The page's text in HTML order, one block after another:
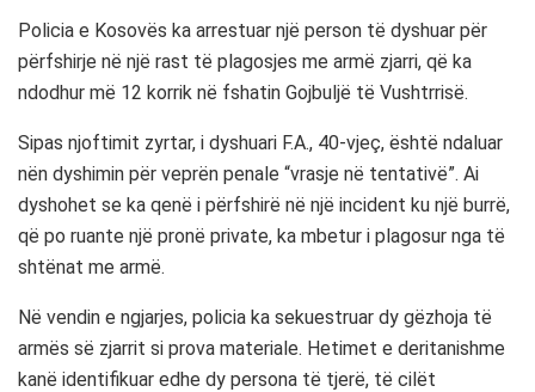
Policia e Kosovës ka arrestuar një person të dyshuar për
përfshirje në një rast të plagosjes me armë zjarri, që ka
ndodhur më 12 korrik në fshatin Gojbuljë të Vushtrrisë.
Sipas njoftimit zyrtar, i dyshuari F.A., 40-vjeç, është ndaluar
nën dyshimin për veprën penale “vrasje në tentativë”. Ai
dyshohet se ka qenë i përfshirë në një incident ku një burrë,
që po ruante një pronë private, ka mbetur i plagosur nga të
shtënat me armë.
Në vendin e ngjarjes, policia ka sekuestruar dy gëzhoja të
armës së zjarrit si prova materiale. Hetimet e deritanishme
kanë identifikuar edhe dy persona të tjerë, të cilët